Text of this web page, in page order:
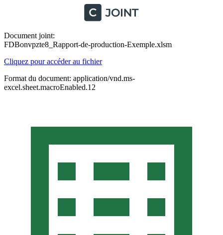
Document joint:
FDBonvpzte8_Rapport-de-production-Exemple.xlsm
Cliquez pour accéder au fichier
Format du document: application/vnd.ms-
excel.sheet.macroEnabled.12